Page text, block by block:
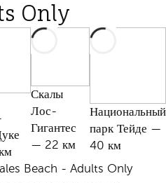
Only
Скалы
Лос-
Гигантес
— 22 км
Национальный
парк Тейде —
40 км
Beach - Adults Only